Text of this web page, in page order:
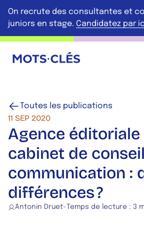
Aller au contenu principal
On recrute des consultantes et
juniors en stage. Candidatez par
Retour à l'accueil
Toutes les publications
11 SEP 2020
Agence éditoriale
cabinet de
communication :
différences ?
Antonin Druet- Temps de lecture : 3